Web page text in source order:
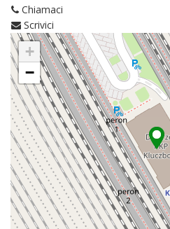
Chiamaci
Scrivici
+
−